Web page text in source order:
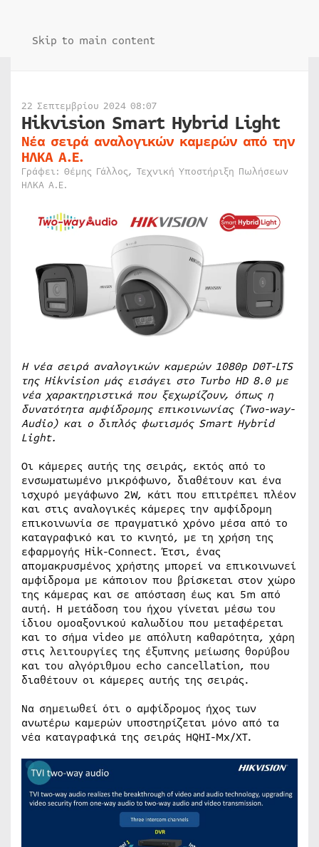
Skip to main content
22 Σεπτεμβρίου 2024 08:07
Hikvision Smart Hybrid Light
Νέα σειρά αναλογικών καμερών από την
ΗΛΚΑ Α.Ε.
Γράφει: Θέμης Γάλλος, Τεχνική Υποστήριξη Πωλήσεων
ΗΛΚΑ Α.Ε.
Η νέα σειρά αναλογικών καμερών 1080p D0T-LTS
της Hikvision μάς εισάγει στο Turbo HD 8.0 με
νέα χαρακτηριστικά που ξεχωρίζουν, όπως η
δυνατότητα αμφίδρομης επικοινωνίας (Two-way-
Audio) και ο διπλός φωτισμός Smart Hybrid
Light.
Οι κάμερες αυτής της σειράς, εκτός από το
ενσωματωμένο μικρόφωνο, διαθέτουν και ένα
ισχυρό μεγάφωνο 2W, κάτι που επιτρέπει πλέον
και στις αναλογικές κάμερες την αμφίδρομη
επικοινωνία σε πραγματικό χρόνο μέσα από το
καταγραφικό και το κινητό, με τη χρήση της
εφαρμογής Hik-Connect. Έτσι, ένας
απομακρυσμένος χρήστης μπορεί να επικοινωνεί
αμφίδρομα με κάποιον που βρίσκεται στον χώρο
της κάμερας και σε απόσταση έως και 5m από
αυτή. Η μετάδοση του ήχου γίνεται μέσω του
ίδιου ομοαξονικού καλωδίου που μεταφέρεται
και το σήμα video με απόλυτη καθαρότητα, χάρη
στις λειτουργίες της έξυπνης μείωσης θορύβου
και του αλγόριθμου echo cancellation, που
διαθέτουν οι κάμερες αυτής της σειράς.
Να σημειωθεί ότι ο αμφίδρομος ήχος των
ανωτέρω καμερών υποστηρίζεται μόνο από τα
νέα καταγραφικά της σειράς HQHI-Mx/XT.